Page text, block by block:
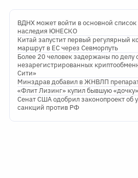
ВДНХ может войти в основной
наследия ЮНЕСКО
Китай запустит первый регулярный
маршрут в ЕС через Севморпуть
Более 20 человек задержаны по делу
незарегистрированных
Сити»
Минздрав добавил в ЖНВЛП
«Флит Лизинг» купил бывшую
Сенат США одобрил законопроект об
санкций против РФ